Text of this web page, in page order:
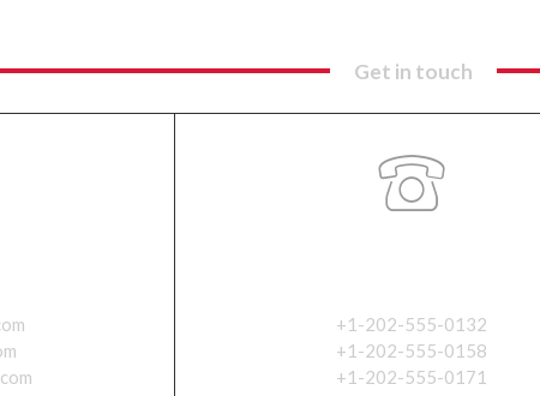
Get in touch
+1-202-555-0132
+1-202-555-0158
+1-202-555-0171